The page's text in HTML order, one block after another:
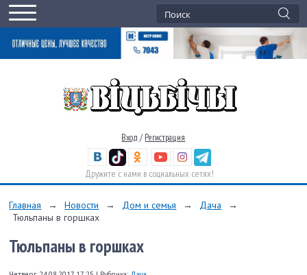
Вход / Регистрация
Дружите с нами в социальных сетях!
Главная → Новости → Дом и семья → Дача
→
Тюльпаны в горшках
Тюльпаны в горшках